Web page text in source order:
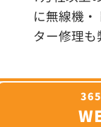
に無線機
ター修理も